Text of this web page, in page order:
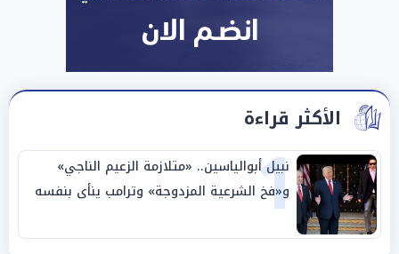
الأكثر قراءة
1
نبيل أبوالياسين.. «متلازمة الزعيم الناجي»
و«فخ الشرعية المزدوجة» وترامب ينأى بنفسه
وحليفه في «ميتم استراتيجي»